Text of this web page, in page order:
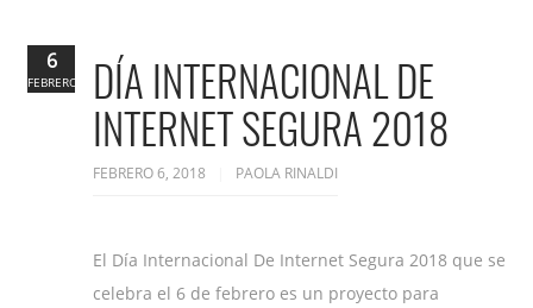
DÍA INTERNACIONAL DE
INTERNET SEGURA 2018
FEBRERO 6, 2018 PAOLA RINALDI
El Día Internacional De Internet Segura 2018 que se
celebra el 6 de febrero es un proyecto para
6
FEBRERO